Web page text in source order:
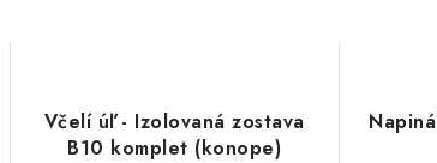
Včelí úľ - Izolovaná zostava
B10 komplet (konope)